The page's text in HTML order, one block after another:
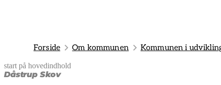
Forside Om kommunen Kommunen i
start på hovedindhold
Dåstrup Skov
senest opdateret 29. maj 2026